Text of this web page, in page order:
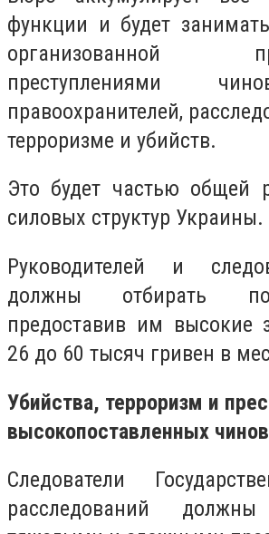
функции и будет
организованной
преступлениями
правоохранителей,
терроризме и убийств.
Это будет частью общей
силовых структур Украины.
Руководителей и
должны отбирать
предоставив им высокие
26 до 60 тысяч гривен в
Убийства, терроризм и
высокопоставленных
Следователи
расследований должны